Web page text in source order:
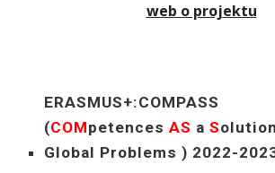
web o projektu
ERASMUS+:COMPASS
(COMpetencesAS aS
Global Problems ) 2022-